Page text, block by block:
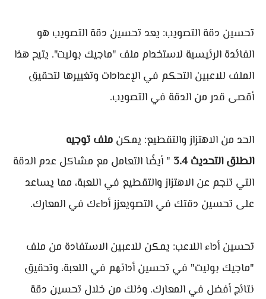
تحسين دقة التصويب: يعد تحسين دقة التصويب هو
الفائدة الرئيسية لاستخدام ملف "ماجيك بوليت". يتيح هذا
الملف للاعبين التحكم في الإعدادات وتغييرها لتحقيق
أقصى قدر من الدقة في التصويب.
الحد من الاهتزاز والتقطيع: يمكن ملف توجيه
الطلق التحديث 3.4
" أيضًا التعامل مع مشاكل عدم الدقة
التي تنجم عن الاهتزاز والتقطيع في اللعبة، مما يساعد
على تحسين دقتك في التصويعزز أداءك في المعارك.
تحسين أداء اللاعب: يمكن للاعبين الاستفادة من ملف
"ماجيك بوليت" في تحسين أدائهم في اللعبة، وتحقيق
نتائج أفضل في المعارك. وذلك من خلال تحسين دقة